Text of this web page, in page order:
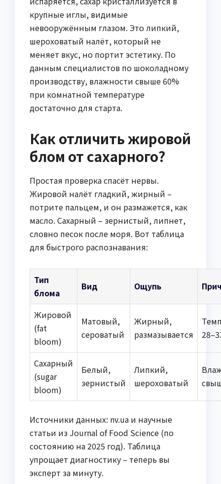
крупные иглы, видимые
невооружённым глазом. Это липкий,
шероховатый налёт, который не
меняет вкус, но портит эстетику. По
данным специалистов по шоколадному
производству, влажности свыше 60%
при комнатной температуре
достаточно для старта.
Как отличить жировой
блом от сахарного?
Простая проверка спасёт нервы.
Жировой налёт гладкий, жирный –
потрите пальцем, и он размажется, как
масло. Сахарный – зернистый, липнет,
словно песок после моря. Вот таблица
для быстрого распознавания:
Тип
блома
Вид Ощупь
Жировой
(fat
bloom)
Матовый,
сероватый
Жирный,
размазывается
Сахарный
(sugar
bloom)
Белый,
зернистый
Липкий,
шероховатый
Источники данных: nv.ua и научные
статьи из Journal of Food Science (по
состоянию на 2025 год). Таблица
упрощает диагностику – теперь вы
эксперт за минуту.